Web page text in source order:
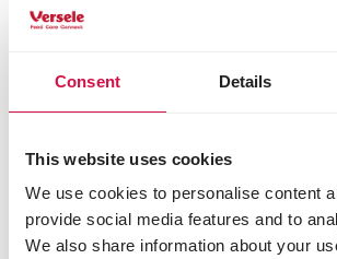
Consent Details
This website uses cookies
We use cookies to personalise content
provide social media features and to
We also share information about your
broodkruimels
zonnebloemzaad
suiker
zonnebloemolie
abrikozen (0,6%)
rozijnen (0,6%)
appel (0,5%)